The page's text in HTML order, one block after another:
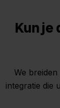
Kun je
We
integratie die